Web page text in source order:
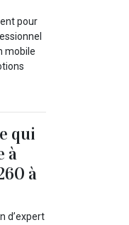
pour
mobile
qui
à
à
d’expert